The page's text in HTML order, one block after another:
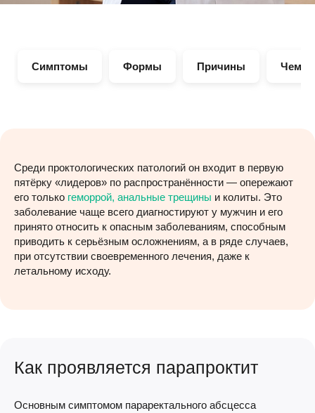
Симптомы Формы Причины Чем
Среди проктологических патологий он входит в первую
пятёрку «лидеров» по распространённости — опережают
его только геморрой, анальные трещины и колиты. Это
заболевание чаще всего диагностируют у мужчин и его
принято относить к опасным заболеваниям, способным
приводить к серьёзным осложнениям, а в ряде случаев,
при отсутствии своевременного лечения, даже к
летальному исходу.
Как проявляется парапроктит
Основным симптомом параректального абсцесса